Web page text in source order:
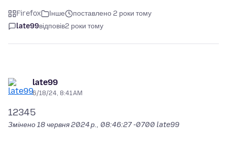
Firefox Інше
поставлено 2 роки тому
late99відповів2 роки тому
late99
6/18/24, 8:41 AM
Змінено18 червня 2024 р., 08:46:27 -0700 late99